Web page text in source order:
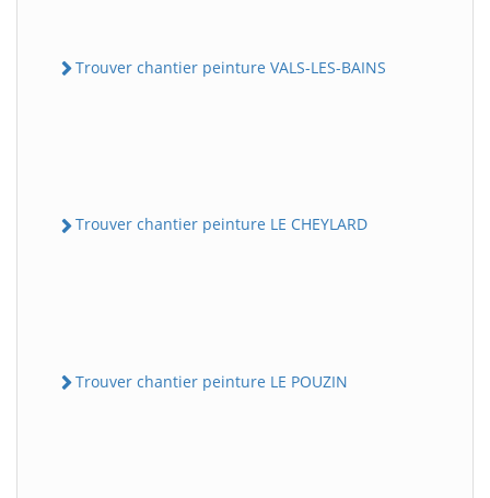
Trouver chantier peinture VALS-LES-BAINS
Trouver chantier peinture LE CHEYLARD
Trouver chantier peinture LE POUZIN